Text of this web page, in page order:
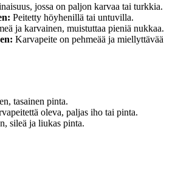
jossa on paljon karvaa tai turkkia.
Peitetty höyhenillä tai untuvilla.
ja karvainen, muistuttaa pieniä nukkaa.
Karvapeite on pehmeää ja miellyttävää
tasainen pinta.
oleva, paljas iho tai pinta.
sileä ja liukas pinta.